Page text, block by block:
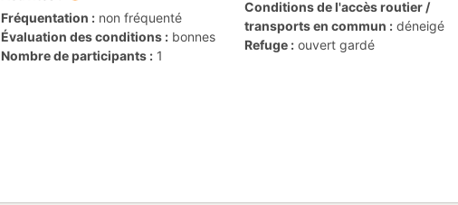
Fréquentation
non fréquenté
Évaluation des conditions
bonnes
Nombre de participants
1
Conditions de l'accès routier /
transports en commun
déneigé
Refuge
ouvert gardé